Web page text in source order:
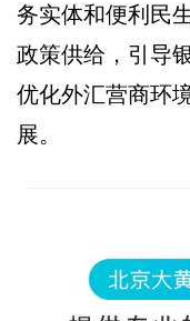
务实体和便利民
政策供给，引导
优化外汇营商环
展。